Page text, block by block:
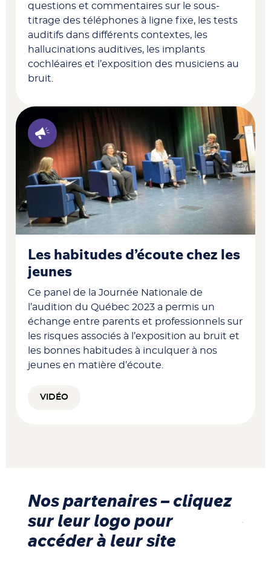
questions et commentaires sur le sous-
titrage des téléphones à ligne fixe, les tests
auditifs dans différents contextes, les
hallucinations auditives, les implants
cochléaires et l’exposition des musiciens au
bruit.
Les habitudes d’écoute chez les
jeunes
Ce panel de la Journée Nationale de
l’audition du Québec 2023 a permis un
échange entre parents et professionnels sur
les risques associés à l’exposition au bruit et
les bonnes habitudes à inculquer à nos
jeunes en matière d’écoute.
VIDÉO
Nos partenaires – cliquez
sur leur logo pour
accéder à leur site